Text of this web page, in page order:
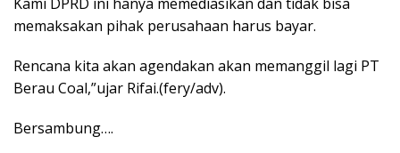
memaksakan pihak perusahaan harus bayar.
Rencana kita akan agendakan akan memanggil lagi PT
Berau Coal,”ujar Rifai.(fery/adv).
Bersambung….